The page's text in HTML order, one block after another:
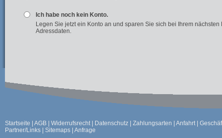
Ich habe noch kein Konto.
Legen Sie jetzt ein Konto an und sparen Sie sich bei Ihrem
Adressdaten.
Startseite AGB Widerrufsrecht| Datenschutz Zahlungsarten Anfahrt|
Partner/Links
Sitemaps Anfrage